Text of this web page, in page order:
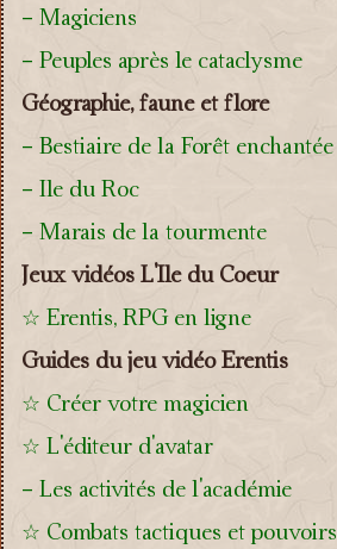
- Magiciens
- Peuples après le cataclysme
Géographie, faune et flore
- Bestiaire de la Forêt enchantée
- Ile du Roc
- Marais de la tourmente
Jeux vidéos L'Ile du Coeur
☆ Erentis, RPG en ligne
Guides du jeu vidéo Erentis
☆ Créer votre magicien
☆ L'éditeur d'avatar
- Les activités de l'académie
☆ Combats tactiques et pouvoirs